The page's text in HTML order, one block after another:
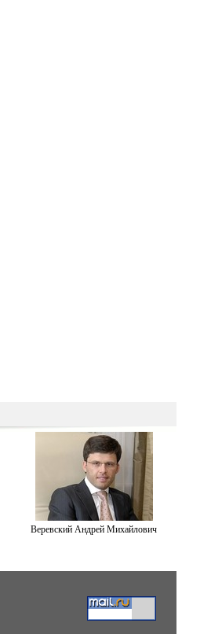
Веревский Андрей Михайлович